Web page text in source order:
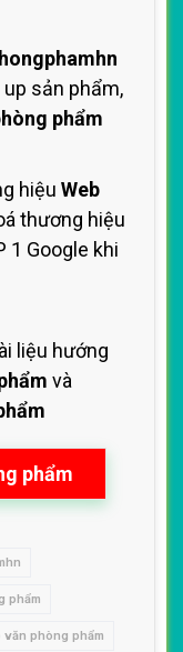
up sản phẩm,
phẩm
hiệu Web
thương hiệu
1 Google khi
liệu hướng
và
phẩm
phẩm
văn phòng phẩm